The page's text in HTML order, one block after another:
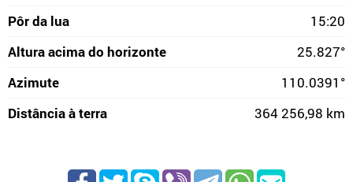
Pôr da lua
15:20
Altura acima do horizonte
25.827°
Azimute
110.0391°
Distância à terra
364 256,98 km